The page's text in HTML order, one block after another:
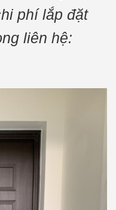
phí lắp đặt
liên hệ: